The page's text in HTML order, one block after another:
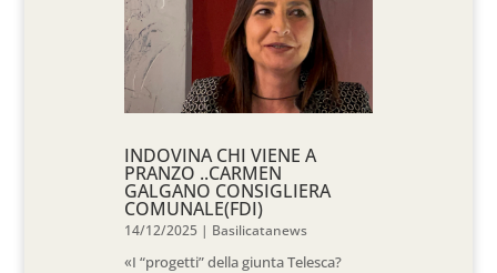
INDOVINA CHI VIENE A
PRANZO ..CARMEN
GALGANO CONSIGLIERA
COMUNALE(FDI)
14/12/2025 | Basilicatanews
«I “progetti” della giunta Telesca?